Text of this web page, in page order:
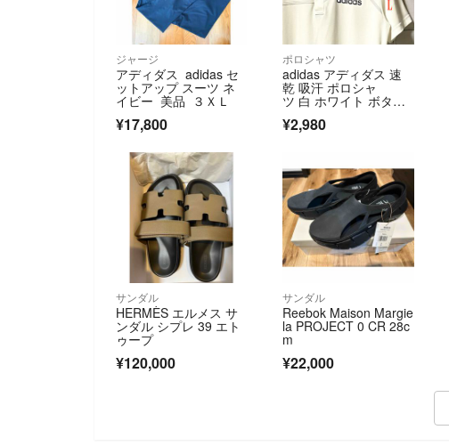
ジャージ
アディダス adidas セ
ットアップ スーツ ネ
イビー 美品 ３ＸＬ
¥17,800
ポロシャツ
adidas アディダス 速
乾 吸汗 ポロシャ
ツ 白 ホワイト ボタン
ズ スポーツウェア ゴ
¥2,980
サンダル
HERMÈS エルメス サ
ンダル シプレ 39 エト
ゥープ
¥120,000
サンダル
Reebok Maison Margie
la PROJECT 0 CR 28c
m
¥22,000